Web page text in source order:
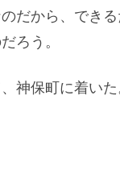
だから、でき
ろう。
神保町に着い